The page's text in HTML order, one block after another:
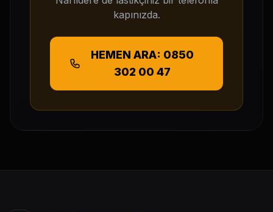
kapınızda.
HEMEN ARA: 0850
302 00 47